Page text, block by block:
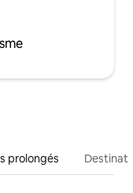
prolongés